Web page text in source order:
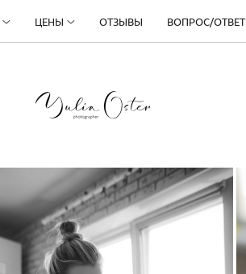
ЦЕНЫ ОТЗЫВЫ ВОПРОС/ОТВЕТ